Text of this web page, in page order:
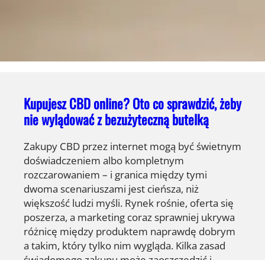
Kupujesz CBD online? Oto co sprawdzić, żeby
nie wylądować z bezużyteczną butelką
Zakupy CBD przez internet mogą być świetnym
doświadczeniem albo kompletnym
rozczarowaniem – i granica między tymi
dwoma scenariuszami jest cieńsza, niż
większość ludzi myśli. Rynek rośnie, oferta się
poszerza, a marketing coraz sprawniej ukrywa
różnicę między produktem naprawdę dobrym
a takim, który tylko nim wygląda. Kilka zasad